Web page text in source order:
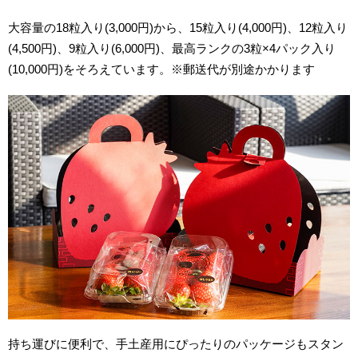
大容量の18粒入り(3,000円)から、15粒入り(4,000円)、12粒入り
(4,500円)、9粒入り(6,000円)、最高ランクの3粒×4パック入り
(10,000円)をそろえています。※郵送代が別途かかります
持ち運びに便利で、手土産用にぴったりのパッケージもスタン